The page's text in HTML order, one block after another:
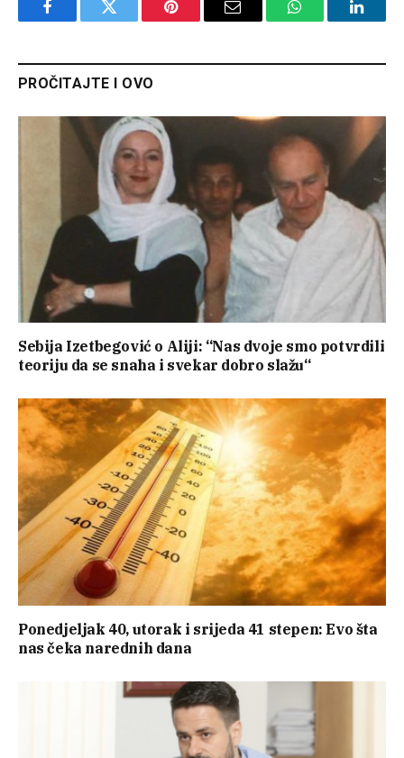
FacebookTwitter Pinterest Email WhatsApp
PROČITAJTE I OVO
Sebija Izetbegović o Aliji: “Nas dvoje smo potvrdili
teoriju da se snaha i svekar dobro slažu“
Ponedjeljak 40, utorak i srijeda 41 stepen: Evo šta
nas čeka narednih dana